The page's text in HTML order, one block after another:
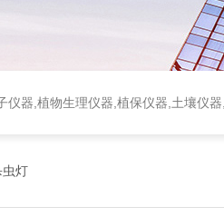
仪器,植物生理仪器,植保仪器,土壤仪
虫灯